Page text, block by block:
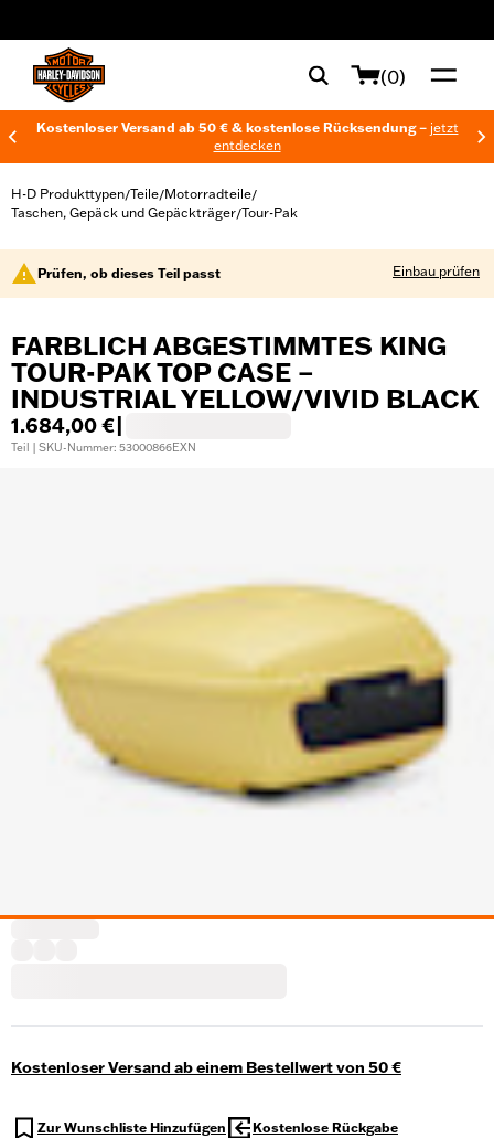
(0)
Kostenloser Versand ab 50 € & kostenlose Rücksendung – jetzt
entdecken
H-D Produkttypen/Teile/Motorradteile/
Taschen, Gepäck und Gepäckträger/Tour-Pak
Prüfen, ob dieses Teil passt Einbau prüfen
FARBLICH ABGESTIMMTES KING
TOUR-PAK TOP CASE –
INDUSTRIAL YELLOW/VIVID BLACK
1.684,00 €
Teil | SKU-Nummer: 53000866EXN
Kostenloser Versand ab einem Bestellwert von 50 €
Zur Wunschliste Hinzufügen Kostenlose Rückgabe